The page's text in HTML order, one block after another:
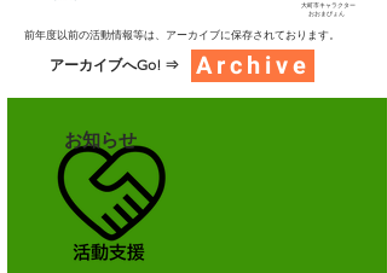
大町市キャラクター
​ おおまぴょん
​前年度以前の活動情報等は、アーカイブに保存されております。
Archive
​アーカイブへGo! ⇒
​お知らせ